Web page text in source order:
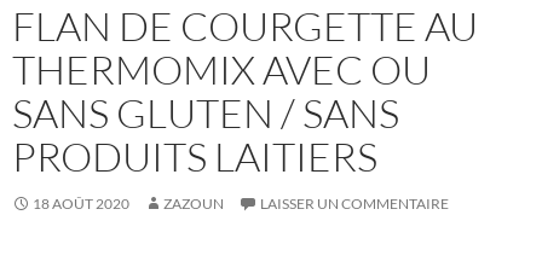
FLAN DE COURGETTE AU
THERMOMIX AVEC OU
SANS GLUTEN / SANS
PRODUITS LAITIERS
18 AOÛT 2020 ZAZOUN LAISSER UN COMMENTAIRE